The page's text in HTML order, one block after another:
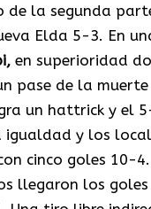
de la segunda
Elda 5-3. En
en superioridad
pase de la muerte
un hattrick y el
igualdad y los
cinco goles 10-
llegaron los